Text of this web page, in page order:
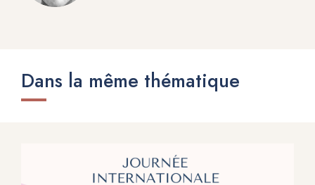
Dans la même thématique